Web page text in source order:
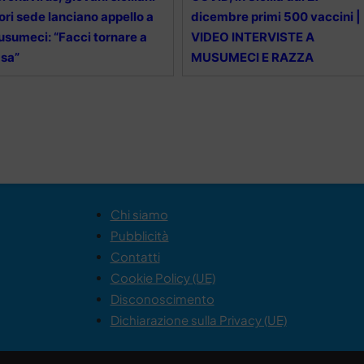
sede lanciano appello a
“Facci tornare a
dicembre primi 500 vaccini |
VIDEO INTERVISTE A
MUSUMECI E RAZZA
Chi siamo
Pubblicità
Contatti
Cookie Policy (UE)
Disconoscimento
Dichiarazione sulla Privacy (UE)